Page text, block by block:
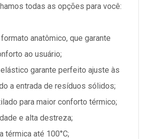
todas as opções para você:
anatômico, que garante
ao usuário;
garante perfeito ajuste às
a entrada de resíduos sólidos;
para maior conforto térmico;
e alta destreza;
térmica até 100°C;